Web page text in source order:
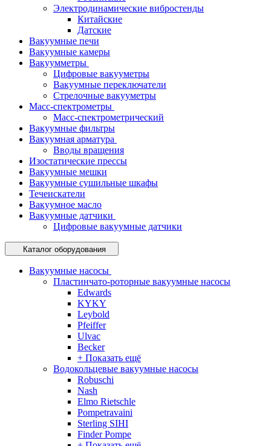
Электродинамические вибростенды
Китайские
Датские
Вакуумные печи
Вакуумные камеры
Вакуумметры
Цифровые вакууметры
Вакуумные переключатели
Стрелочные вакууметры
Масс-спектрометры
Масс-спектрометрический
Вакуумные фильтры
Вакуумная арматура
Вводы вращения
Изостатические прессы
Вакуумные мешки
Вакуумные сушильные шкафы
Течеискатели
Вакуумное масло
Вакуумные датчики
Цифровые вакуумные датчики
Каталог оборудования
Вакуумные насосы
Пластинчато-роторные вакуумные насосы
Edwards
KYKY
Leybold
Pfeiffer
Ulvac
Becker
+ Показать ещё
Водокольцевые вакуумные насосы
Robuschi
Nash
Elmo Rietschle
Pompetravaini
Sterling SIHI
Finder Pompe